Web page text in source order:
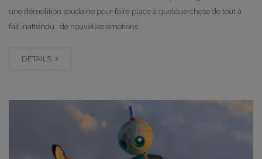
une démolition soudaine pour faire place à quelque chose de tout à
fait inattendu : de nouvelles émotions.
DÉTAILS